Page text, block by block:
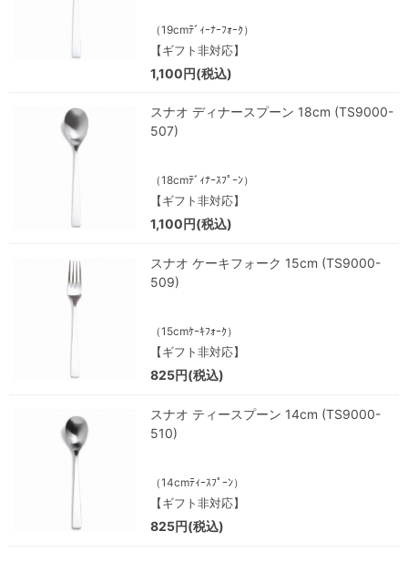
（19cmﾃﾞｨｰﾅｰﾌｫｰｸ）
【ギフト非対応】
1,100円(税込)
スナオ ディナースプーン 18cm (TS9000-
507)
（18cmﾃﾞｨﾅｰｽﾌﾟｰﾝ）
【ギフト非対応】
1,100円(税込)
スナオ ケーキフォーク 15cm (TS9000-
509)
（15cmｹｰｷﾌｫｰｸ）
【ギフト非対応】
825円(税込)
スナオ ティースプーン 14cm (TS9000-
510)
（14cmﾃｨｰｽﾌﾟｰﾝ）
【ギフト非対応】
825円(税込)